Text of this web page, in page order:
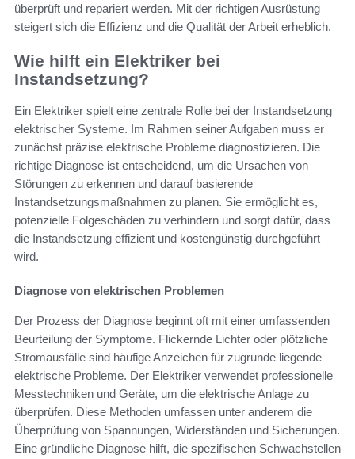
überprüft und repariert werden. Mit der richtigen Ausrüstung
steigert sich die Effizienz und die Qualität der Arbeit erheblich.
Wie hilft ein Elektriker bei
Instandsetzung?
Ein Elektriker spielt eine zentrale Rolle bei der Instandsetzung
elektrischer Systeme. Im Rahmen seiner Aufgaben muss er
zunächst präzise elektrische Probleme diagnostizieren. Die
richtige Diagnose ist entscheidend, um die Ursachen von
Störungen zu erkennen und darauf basierende
Instandsetzungsmaßnahmen zu planen. Sie ermöglicht es,
potenzielle Folgeschäden zu verhindern und sorgt dafür, dass
die Instandsetzung effizient und kostengünstig durchgeführt
wird.
Diagnose von elektrischen Problemen
Der Prozess der Diagnose beginnt oft mit einer umfassenden
Beurteilung der Symptome. Flickernde Lichter oder plötzliche
Stromausfälle sind häufige Anzeichen für zugrunde liegende
elektrische Probleme. Der Elektriker verwendet professionelle
Messtechniken und Geräte, um die elektrische Anlage zu
überprüfen. Diese Methoden umfassen unter anderem die
Überprüfung von Spannungen, Widerständen und Sicherungen.
Eine gründliche Diagnose hilft, die spezifischen Schwachstellen